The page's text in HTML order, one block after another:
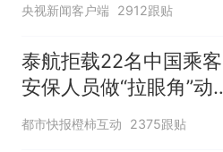
央视新闻客户端 2912跟贴
泰航拒载22名中国乘客
安保人员做“拉眼角”动
作，泰国机场最新回应
都市快报橙柿互动 2375跟贴